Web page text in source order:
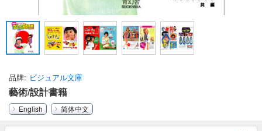
品牌 ビジュアル文庫
藝術/設計書籍
English 简体中文